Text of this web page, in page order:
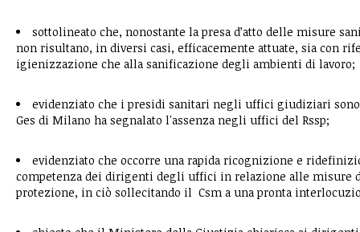
sottolineato che, nonostante la presa d’atto delle misure
non risultano, in diversi casi, efficacemente attuate, sia con
igienizzazione che alla sanificazione degli ambienti di lavoro;
evidenziato che i presidi sanitari negli uffici giudiziari
Ges di Milano ha segnalato l'assenza negli uffici del Rssp;
evidenziato che occorre una rapida ricognizione e
competenza dei dirigenti degli uffici in relazione alle misure
protezione, in ciò sollecitando il Csm a una pronta